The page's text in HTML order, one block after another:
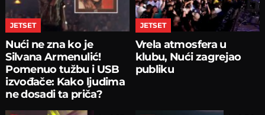
JETSET
Nući ne zna ko je
Silvana Armenulić!
Pomenuo tužbu i USB
izvođače: Kako ljudima
ne dosadi ta priča?
JETSET
Vrela atmosfera u
klubu, Nući zagrejao
publiku